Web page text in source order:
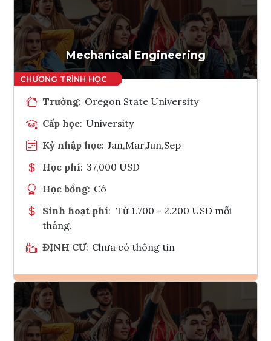
Ghi danh
Tham vấn Interlink
Mechanical Engineering
Trường: Oregon State University
Cấp học: University
Kỳ nhập học: Jan,Mar,Jun,Sep
Học phí: 37,000 USD
Học bổng: Có
Sinh hoạt phí: Từ 1.700 - 2.200 USD mỗi
tháng.
ĐỊNH CƯ: Chưa có thông tin
Ghi danh
Tham vấn Interlink